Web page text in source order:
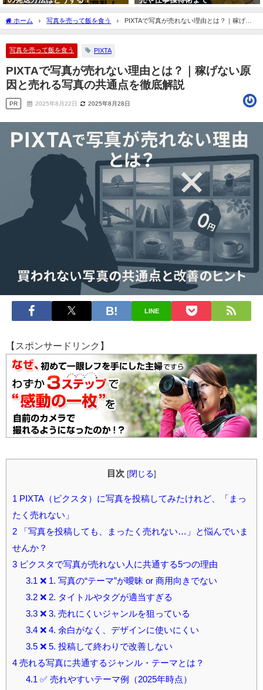
ホーム 写真を売って飯を食う
PIXTAで写真が売れない理由とは？｜稼げな
い原因と売れる写真の共通点を徹底解説
写真を売って飯を食う PIXTA
PIXTAで写真が売れない理由とは？｜稼げない原
因と売れる写真の共通点を徹底解説
PR 2025年8月22日 2025年8月28日
LINE
【スポンサードリンク】
目次 [閉じる]
1
PIXTA（ピクスタ）に写真を投稿してみたけれど、「まっ
たく売れない」
2 「写真を投稿しても、まったく売れない…」と悩んでいま
せんか？
3 ピクスタで写真が売れない人に共通する5つの理由
3.1 ❌ 1. 写真の“テーマ”が曖昧 or 商用向きでない
3.2❌ 2. タイトルやタグが適当すぎる
3.3❌ 3. 売れにくいジャンルを狙っている
3.4❌ 4. 余白がなく、デザインに使いにくい
3.5❌ 5. 投稿して終わりで改善しない
4 売れる写真に共通するジャンル・テーマとは？
4.1 ✅ 売れやすいテーマ例（2025年時点）